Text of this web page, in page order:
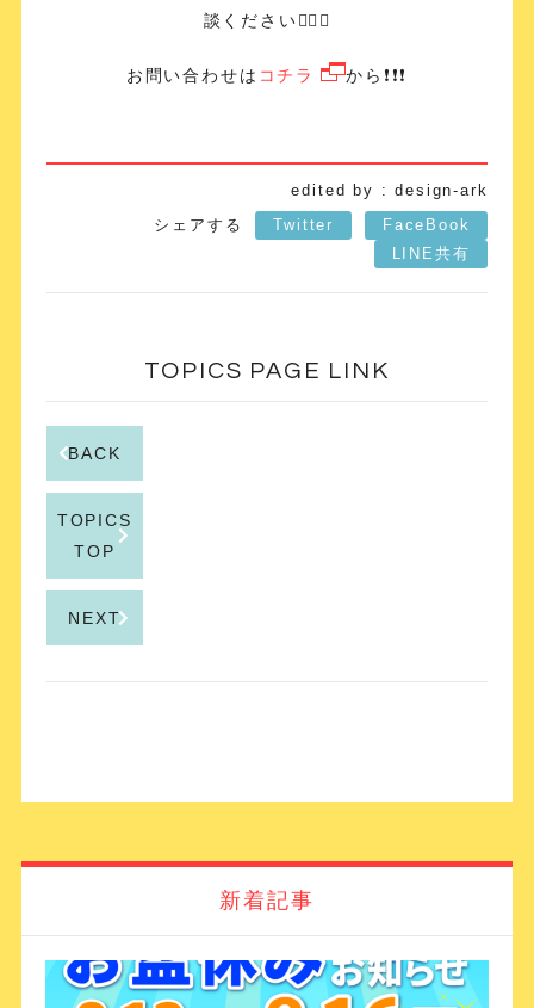
談ください🙇‍♀️✨
お問い合わせは コチラ から❗️❗️❗️
edited by : design-ark
シェアする
Twitter
FaceBook
LINE共有
TOPICS PAGE LINK
BACK
TOPICS
TOP
NEXT
新着記事